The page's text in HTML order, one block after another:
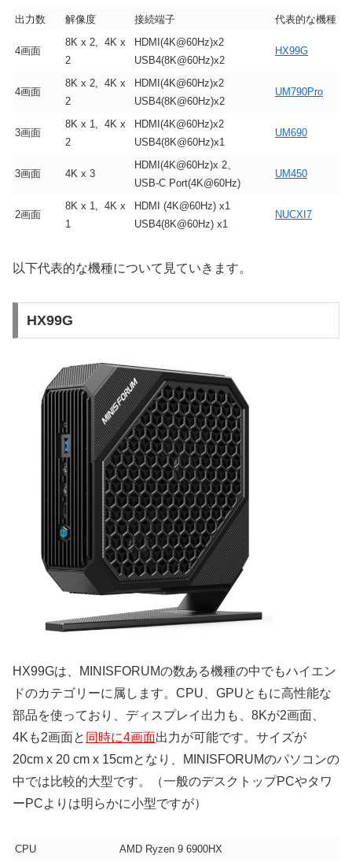
出力数 解像度 接続端子 代表的な機種
4画面
8K x 2, 4K x
2
HDMI(4K@60Hz)x2
USB4(8K@60Hz)x2
HX99G
4画面
8K x 2, 4K x
2
HDMI(4K@60Hz)x2
USB4(8K@60Hz)x2
UM790Pro
3画面
8K x 1, 4K x
2
HDMI(4K@60Hz)x2
USB4(8K@60Hz)x1
UM690
3画面 4K x 3
HDMI(4K@60Hz)x 2、
USB-C Port(4K@60Hz)
UM450
2画面
8K x 1, 4K x
1
HDMI (4K@60Hz) x1
USB4(8K@60Hz) x1
NUCXI7
以下代表的な機種について見ていきます。
HX99G
HX99Gは、MINISFORUMの数ある機種の中でもハイエン
ドのカテゴリーに属します。CPU、GPUともに高性能な
部品を使っており、ディスプレイ出力も、8Kが2画面、
4Kも2画面と 同時に4画面出力が可能です。サイズが
20cm x 20 cm x 15cmとなり、MINISFORUMのパソコンの
中では比較的大型です。（一般のデスクトップPCやタワ
ーPCよりは明らかに小型ですが）
CPU AMD Ryzen 9 6900HX